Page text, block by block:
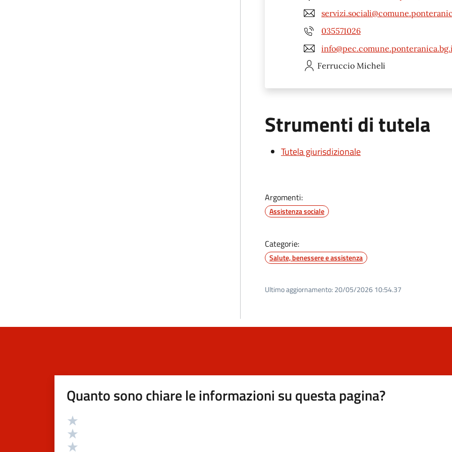
035571026
Ferruccio Micheli
Strumenti di tutela
Tutela giurisdizionale
Argomenti:
Assistenza sociale
Categorie:
Salute, benessere e assistenza
Ultimo aggiornamento: 20/05/2026 10:54.37
Quanto sono chiare le informazioni su questa pagina?
Valutazione